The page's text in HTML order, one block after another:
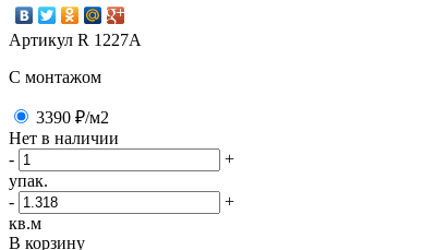
Артикул R 1227A
C монтажом
3390 ₽/м2
Нет в наличии
-
+
упак.
-
+
кв.м
В корзину